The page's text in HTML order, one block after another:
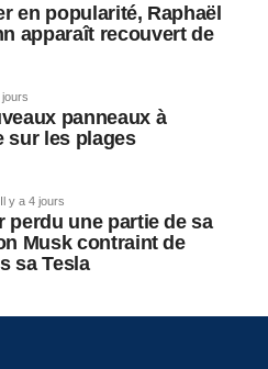
en popularité, Raphaël
apparaît recouvert de
jours
panneaux à
sur les plages
Il y a 4 jours
perdu une partie de sa
Musk contraint de
sa Tesla